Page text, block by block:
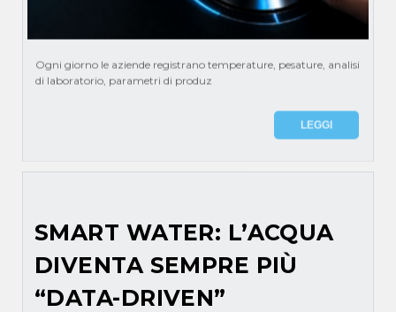
Ogni giorno le aziende registrano temperature, pesature, analisi
di laboratorio, parametri di produz
LEGGI
SMART WATER: L’ACQUA
DIVENTA SEMPRE PIÙ
“DATA-DRIVEN”